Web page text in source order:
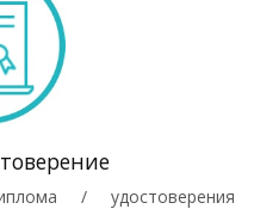
/ удостоверения